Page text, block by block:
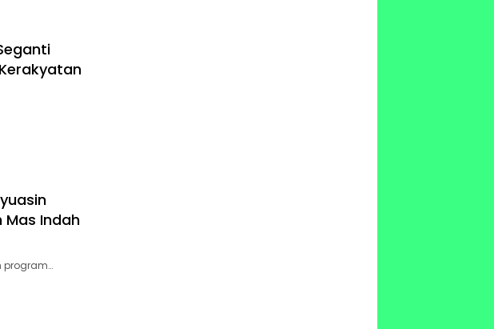
Mas Indah
program…